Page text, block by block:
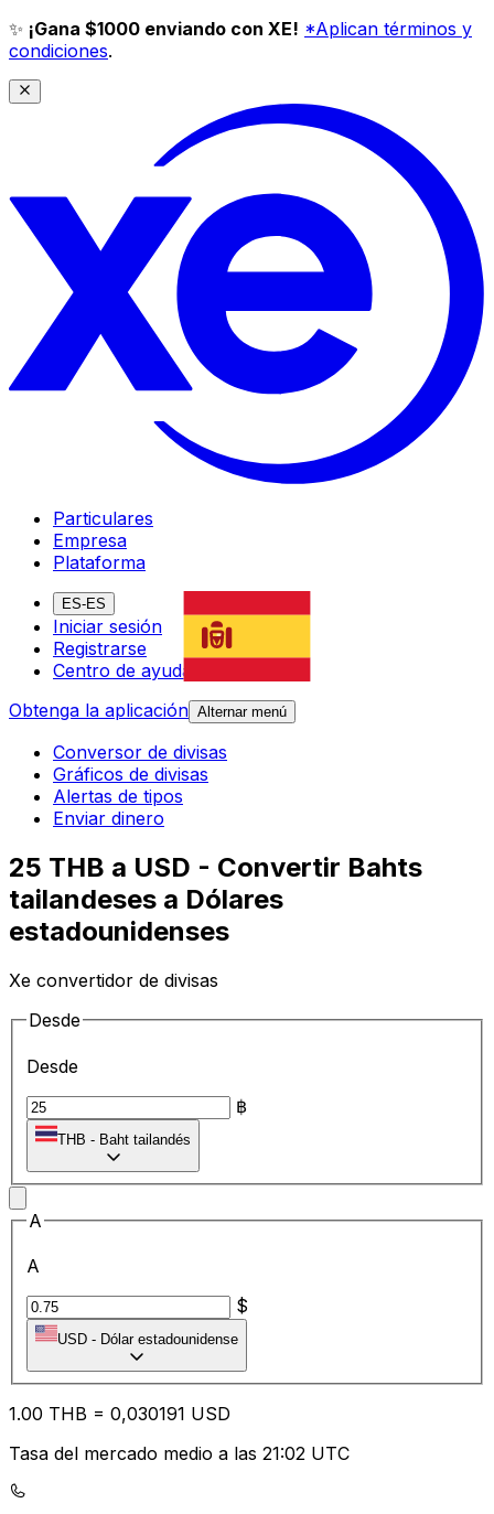
✨ ¡Gana $1000 enviando con XE! *Aplican términos y
condiciones.
Particulares
Empresa
Plataforma
ES-ES
Iniciar sesión
Registrarse
Centro de ayuda
Obtenga la aplicación Alternar menú
Conversor de divisas
Gráficos de divisas
Alertas de tipos
Enviar dinero
25 THB a USD - Convertir Bahts
tailandeses a Dólares
estadounidenses
Xe convertidor de divisas
Desde
Desde
฿
THB - Baht tailandés
A
A
$
USD - Dólar estadounidense
1.00 THB = 0,030191 USD
Tasa del mercado medio a las 21:02 UTC